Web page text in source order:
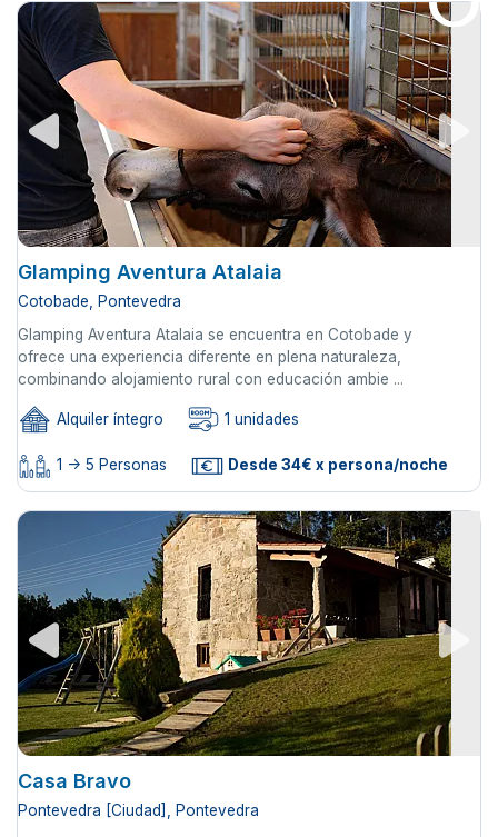
Glamping Aventura Atalaia
Cotobade, Pontevedra
Glamping Aventura Atalaia se encuentra en Cotobade y
ofrece una experiencia diferente en plena naturaleza,
combinando alojamiento rural con educación ambie ...
Alquiler íntegro 1 unidades
1 -> 5 Personas Desde 34€ x persona/noche
Casa Bravo
Pontevedra [Ciudad], Pontevedra